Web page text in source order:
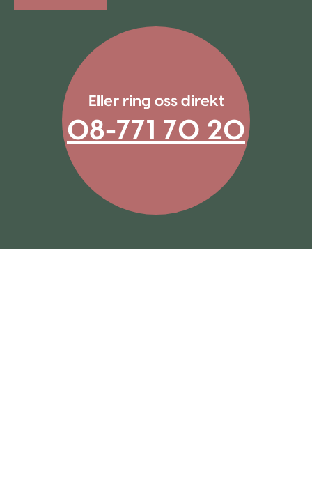
Eller ring oss direkt
08-771 70 20